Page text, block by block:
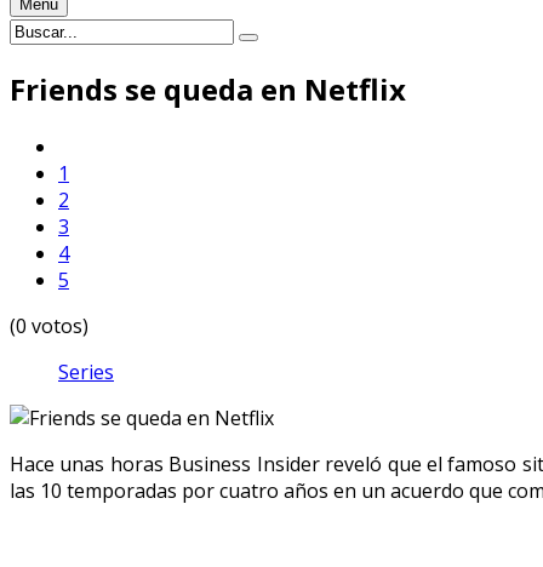
Menu
Friends se queda en Netflix
1
2
3
4
5
(0 votos)
Series
Hace unas horas Business Insider reveló que el famoso
las 10 temporadas por cuatro años en un acuerdo que